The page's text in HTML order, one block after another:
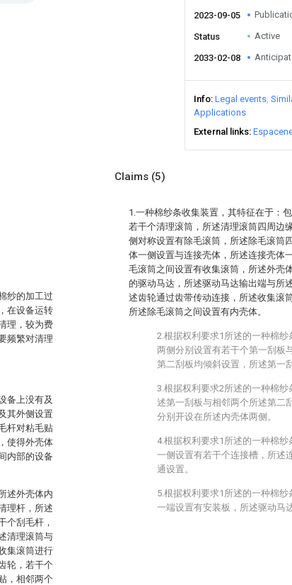
2023-09-05
Status Active
2033-02-08
Info Legal events
Applications
External links
纱的加工过
在设备运转
理，较为费
频繁对清理
备上没有及
其外侧设置
杆对粘毛贴
使得外壳体
内部的设备
述外壳体内
理杆，所述
个刮毛杆，
清理滚筒与
集滚筒进行
轮，若干个
，相邻两个
Claims (5)
1.一种棉纱条收集装置，其特征在于：
若干个清理滚筒，所述清理滚筒四周边
侧对称设置有除毛滚筒，所述除毛滚筒
体一侧设置与连接壳体，所述连接壳体
毛滚筒之间设置有收集滚筒，所述外壳
的驱动马达，所述驱动马达输出端与所
述齿轮通过齿带传动连接，所述收集滚
所述除毛滚筒之间设置有内壳体。
2.根据权利要求1所述的一种棉
两侧分别设置有若干个第一刮板
第二刮板均倾斜设置，所述第一
3.根据权利要求2所述的一种棉
述第一刮板与相邻两个所述第二
分别开设在所述内壳体两侧。
4.根据权利要求1所述的一种棉
一侧设置有若干个连接槽，所述
通设置。
5.根据权利要求1所述的一种棉
一端设置有安装板，所述驱动马